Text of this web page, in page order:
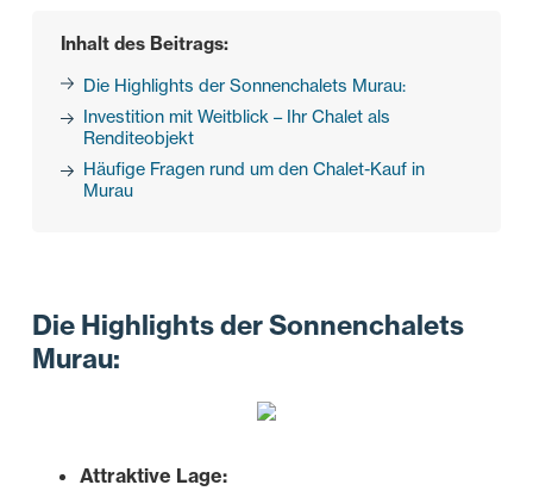
Inhalt des Beitrags:
Die Highlights der Sonnenchalets Murau:
Investition mit Weitblick – Ihr Chalet als
Renditeobjekt
Häufige Fragen rund um den Chalet-Kauf in
Murau
Die Highlights der Sonnenchalets
Murau:
Attraktive Lage: